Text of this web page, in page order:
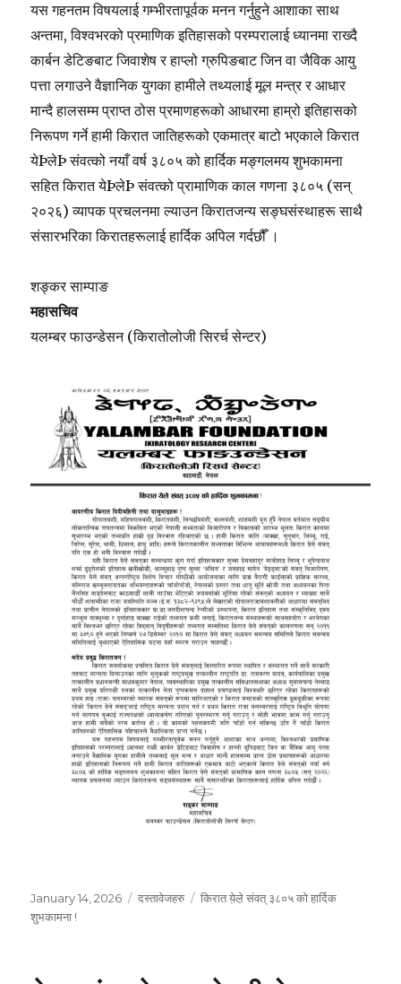
यस गहनतम विषयलाई गम्भीरतापूर्वक मनन गर्नुहुने आशाका साथ
अन्तमा, विश्वभरको प्रमाणिक इतिहासको परम्परालाई ध्यानमा राख्दै
कार्बन डेटिङबाट जिवाशेष र हाप्लो ग्रुपिङबाट जिन वा जैविक आयु
पत्ता लगाउने वैज्ञानिक युगका हामीले तथ्यलाई मूल मन्त्र र आधार
मान्दै हालसम्म प्राप्त ठोस प्रमाणहरूको आधारमा हाम्रो इतिहासको
निरूपण गर्ने हामी किरात जातिहरूको एकमात्र बाटो भएकाले किरात
येÞलेÞ संवत्को नयाँ वर्ष ३८०५ को हार्दिक मङ्गलमय शुभकामना
सहित किरात येÞलेÞ संवत्को प्रामाणिक काल गणना ३८०५ (सन्
२०२६) व्यापक प्रचलनमा ल्याउन किरातजन्य सङ्घसंस्थाहरू साथै
संसारभरिका किरातहरूलाई हार्दिक अपिल गर्दछौँ ।
शङ्कर साम्पाङ
महासचिव
यलम्बर फाउन्डेसन (किरातोलोजी सिरर्च सेन्टर)
Posted
on
January 14, 2026 Categories
दस्तावेजहरु Tags
किरात ये़ले़ संवत् ३८०५ को हार्दिक
शुभकामना !